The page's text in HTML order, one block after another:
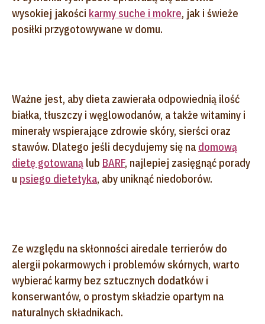
wysokiej jakości karmy suche i mokre, jak i świeże
posiłki przygotowywane w domu.
Ważne jest, aby dieta zawierała odpowiednią ilość
białka, tłuszczy i węglowodanów, a także witaminy i
minerały wspierające zdrowie skóry, sierści oraz
stawów. Dlatego jeśli decydujemy się na domową
dietę gotowaną lub BARF, najlepiej zasięgnąć porady
u psiego dietetyka, aby uniknąć niedoborów.
Ze względu na skłonności airedale terrierów do
alergii pokarmowych i problemów skórnych, warto
wybierać karmy bez sztucznych dodatków i
konserwantów, o prostym składzie opartym na
naturalnych składnikach.